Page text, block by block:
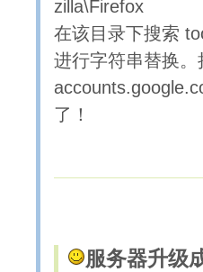
zilla\Firefox
在该目录下搜索
进行字符串替换
了！
服务器升级